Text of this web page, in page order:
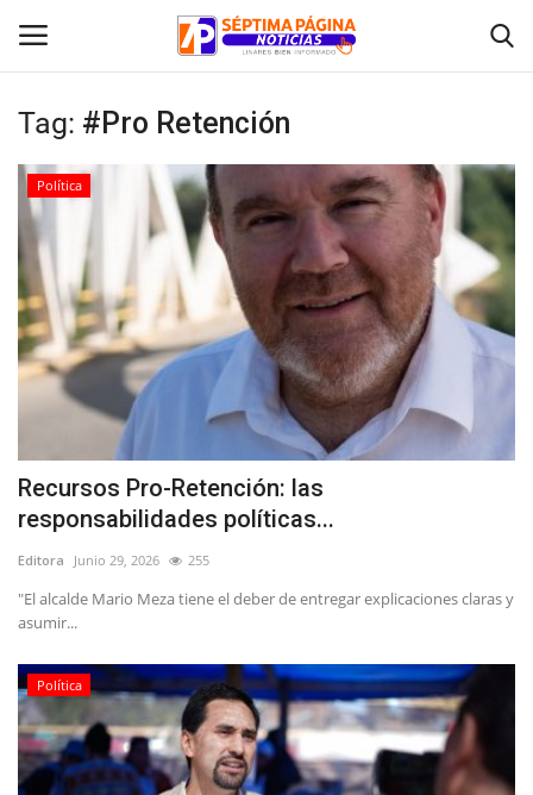
Inicio
Crónica
Policial
Tribunales
Deporte
Política
Espectáculos
Tag: #Pro Retención
Política
Recursos Pro-Retención: las
responsabilidades políticas...
Editora Junio 29, 2026 255
"El alcalde Mario Meza tiene el deber de entregar explicaciones claras y
asumir...
Política